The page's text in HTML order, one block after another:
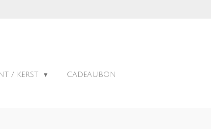
/ KERST
CADEAUBON